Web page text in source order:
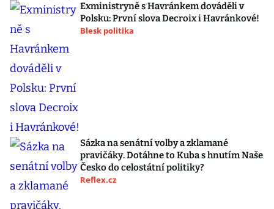
Exministryně s Havránkem dováděli v
Polsku: První slova Decroix i Havránkové!
Blesk politika
Sázka na senátní volby a zklamané
pravičáky. Dotáhne to Kuba s hnutím Naše
Česko do celostátní politiky?
Reflex.cz